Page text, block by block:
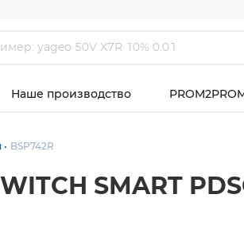
Наше производство
BSP742R
SMART